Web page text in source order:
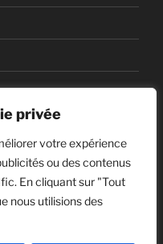
privée
votre expérience
ou des contenus
En cliquant sur "Tout
nous utilisions des